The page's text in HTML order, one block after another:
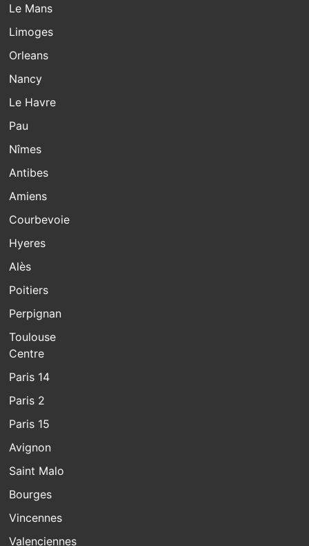
Le Mans
Limoges
Orleans
Nancy
Le Havre
Pau
Nîmes
Antibes
Amiens
Courbevoie
Hyeres
Alès
Poitiers
Perpignan
Toulouse
Centre
Paris 14
Paris 2
Paris 15
Avignon
Saint Malo
Bourges
Vincennes
Valenciennes